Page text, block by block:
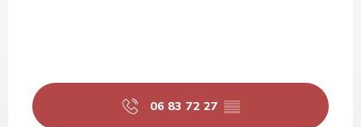
06 83 72 27 ▒▒